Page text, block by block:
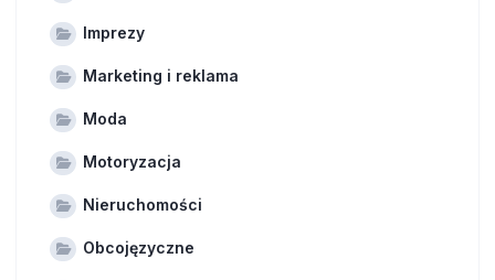
Imprezy
Marketing i reklama
Moda
Motoryzacja
Nieruchomości
Obcojęzyczne